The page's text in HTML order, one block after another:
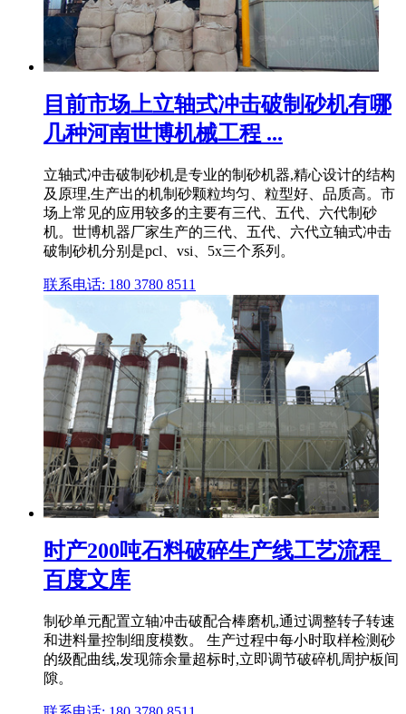
目前市场上立轴式冲击破制砂机有哪
几种河南世博机械工程 ...
立轴式冲击破制砂机是专业的制砂机器,精心设计的结构
及原理,生产出的机制砂颗粒均匀、粒型好、品质高。市
场上常见的应用较多的主要有三代、五代、六代制砂
机。世博机器厂家生产的三代、五代、六代立轴式冲击
破制砂机分别是pcl、vsi、5x三个系列。
联系电话: 180 3780 8511
时产200吨石料破碎生产线工艺流程_
百度文库
制砂单元配置立轴冲击破配合棒磨机,通过调整转子转速
和进料量控制细度模数。 生产过程中每小时取样检测砂
的级配曲线,发现筛余量超标时,立即调节破碎机周护板间
隙。